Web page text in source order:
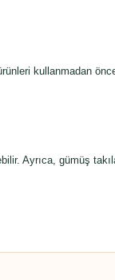
kullanmadan
Ayrıca, gümüş